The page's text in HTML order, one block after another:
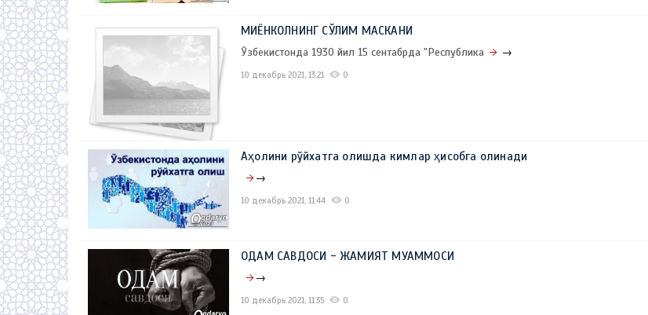
МИЁНКОЛНИНГ СЎЛИМ МАСКАНИ
Ўзбекистонда 1930 йил 15 сентабрда "Республика →
10 декабрь 2021, 13:21 0
Аҳолини рўйхатга олишда кимлар ҳисобга олинади
→
10 декабрь 2021, 11:44 0
ОДАМ САВДОСИ - ЖАМИЯТ МУАММОСИ
→
10 декабрь 2021, 11:35 0